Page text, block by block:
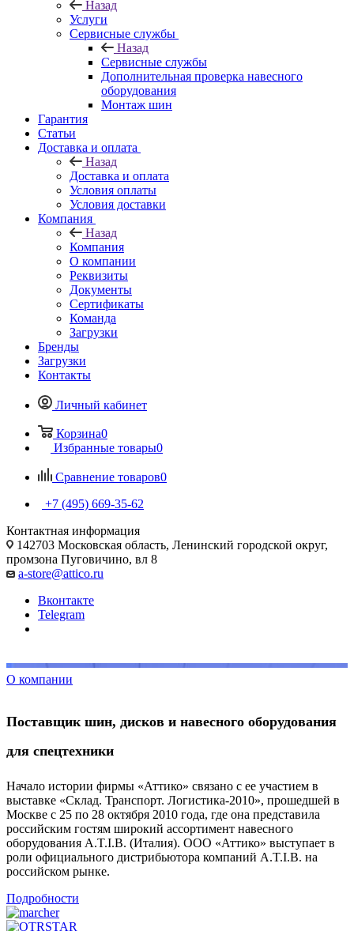
Назад
Услуги
Сервисные службы
Назад
Сервисные службы
Дополнительная проверка навесного
оборудования
Монтаж шин
Гарантия
Статьи
Доставка и оплата
Назад
Доставка и оплата
Условия оплаты
Условия доставки
Компания
Назад
Компания
О компании
Реквизиты
Документы
Сертификаты
Команда
Загрузки
Бренды
Загрузки
Контакты
Личный кабинет
Корзина0
Избранные товары0
Сравнение товаров0
+7 (495) 669-35-62
Контактная информация
142703 Московская область, Ленинский городской округ,
промзона Пуговичино, вл 8
a-store@attico.ru
Вконтакте
Telegram
О компании
Поставщик шин, дисков и навесного оборудования
для спецтехники
Начало истории фирмы «Аттико» связано с ее участием в
выставке «Склад. Транспорт. Логистика-2010», прошедшей в
Москве с 25 по 28 октября 2010 года, где она представила
российским гостям широкий ассортимент навесного
оборудования A.T.I.B. (Италия). ООО «Аттико» выступает в
роли официального дистрибьютора компаний A.T.I.B. на
российском рынке.
Подробности